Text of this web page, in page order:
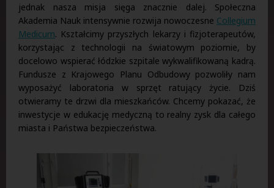
jednak nasza misja sięga znacznie dalej. Społeczna
Akademia Nauk intensywnie rozwija nowoczesne Collegium
Medicum. Kształcimy przyszłych lekarzy i fizjoterapeutów,
korzystając z technologii na światowym poziomie, by
docelowo wspierać łódzkie szpitale wykwalifikowaną kadrą.
Fundusze z Krajowego Planu Odbudowy pozwoliły nam
wyposażyć laboratoria w sprzęt ratujący życie. Dziś
otwieramy te drzwi dla mieszkańców. Chcemy pokazać, że
inwestycje w edukację medyczną to realny zysk dla całego
miasta i Państwa bezpieczeństwa.